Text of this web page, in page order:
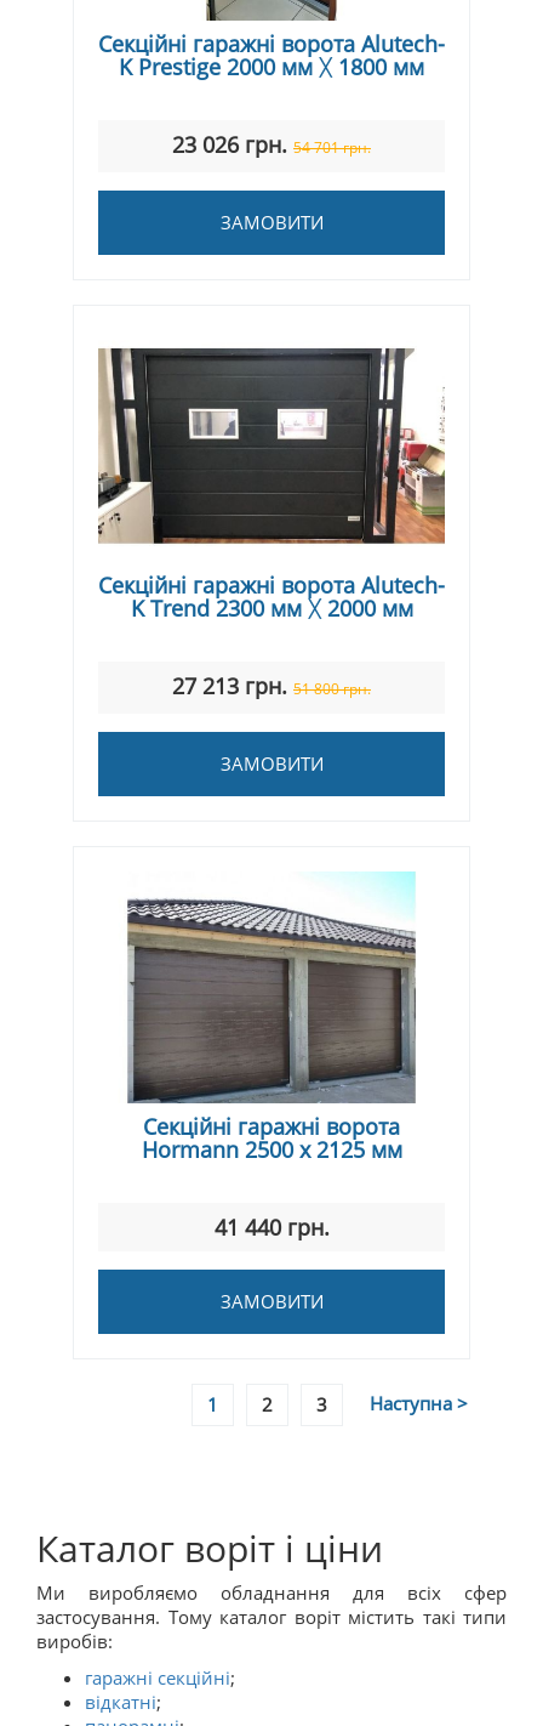
Секційні гаражні ворота Alutech-
K Prestige 2000 мм ᚷ 1800 мм
23 026 грн. 54 701 грн.
ЗАМОВИТИ
Секційні гаражні ворота Alutech-
K Trend 2300 мм ᚷ 2000 мм
27 213 грн. 51 800 грн.
ЗАМОВИТИ
Секційні гаражні ворота
Hormann 2500 x 2125 мм
41 440 грн.
ЗАМОВИТИ
1 2 3 Наступна >
Каталог воріт і ціни
Ми виробляємо обладнання для всіх сфер
застосування. Тому каталог воріт містить такі типи
виробів:
гаражні секційні;
відкатні;